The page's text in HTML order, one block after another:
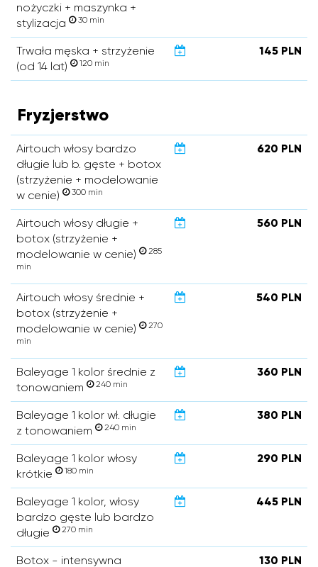
nożyczki + maszynka +
stylizacja
30 min
Trwała męska + strzyżenie
(od 14 lat)
120 min
145 PLN
Fryzjerstwo
Airtouch włosy bardzo
długie lub b. gęste + botox
(strzyżenie + modelowanie
w cenie)
300 min
620 PLN
Airtouch włosy długie +
botox (strzyżenie +
modelowanie w cenie)
285
min
560 PLN
Airtouch włosy średnie +
botox (strzyżenie +
modelowanie w cenie)
270
min
540 PLN
Baleyage 1 kolor średnie z
tonowaniem
240 min
360 PLN
Baleyage 1 kolor wł. długie
z tonowaniem
240 min
380 PLN
Baleyage 1 kolor włosy
krótkie
180 min
290 PLN
Baleyage 1 kolor, włosy
bardzo gęste lub bardzo
długie
270 min
445 PLN
Botox - intensywna
130 PLN